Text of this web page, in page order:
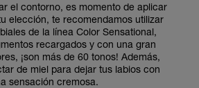
el contorno, es momento de aplicar
elección, te recomendamos utilizar
de la línea Color Sensational,
recargados y con una gran
¡son más de 60 tonos! Además,
de miel para dejar tus labios con
sensación cremosa.